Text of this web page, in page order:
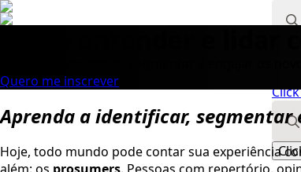
for:
Quero me inscrever
Aprenda a identificar, segmentar
Hoje, todo mundo pode contar sua experiência